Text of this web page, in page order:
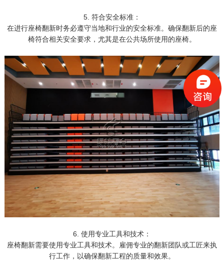
5. 符合安全标准：
在进行座椅翻新时务必遵守当地和行业的安全标准。确保翻新后的座
椅符合相关安全要求，尤其是在公共场所使用的座椅。
6. 使用专业工具和技术：
座椅翻新需要使用专业工具和技术。雇佣专业的翻新团队或工匠来执
行工作，以确保翻新工程的质量和效果。